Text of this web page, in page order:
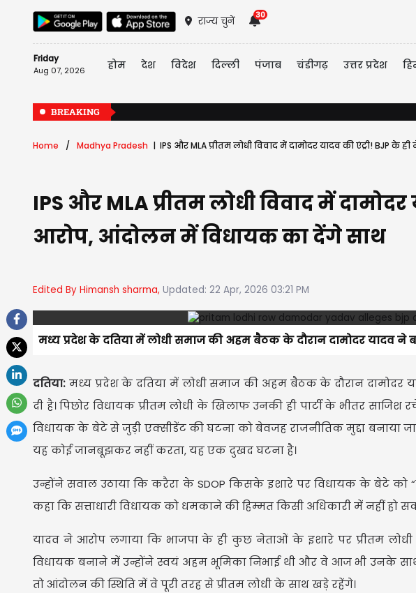
राज्य चुनें
30
Friday
Aug 07, 2026 होम देश विदेश दिल्ली पंजाब चंडीगढ़ उत्तर प्रदेश
BREAKING
Home Madhya Pradesh IPS और MLA प्रीतम लोधी विवाद में दामोदर यादव की एंट्री!
IPS और MLA प्रीतम लोधी विवाद में
आरोप, आंदोलन में विधायक का देंगे साथ
Edited By Himansh sharma, Updated: 22 Apr, 2026 03:21 PM
मध्य प्रदेश के दतिया में लोधी समाज की अहम बैठक के दौरान दामोदर यादव ने
दतिया: मध्य प्रदेश के दतिया में लोधी समाज की अहम बैठक के दौरान
दी है। पिछोर विधायक प्रीतम लोधी के खिलाफ उनकी ही पार्टी के भीतर
विधायक के बेटे से जुड़ी एक्सीडेंट की घटना को बेवजह राजनीतिक मुद्दा बनाया
यह कोई जानबूझकर नहीं करता, यह एक दुखद घटना है।
उन्होंने सवाल उठाया कि करैरा के SDOP किसके इशारे पर विधायक के बेटे
कहा कि सत्ताधारी विधायक को धमकाने की हिम्मत किसी अधिकारी में नहीं हो
यादव ने आरोप लगाया कि भाजपा के ही कुछ नेताओं के इशारे पर प्रीतम लोधी
विधायक बनाने में उन्होंने स्वयं अहम भूमिका निभाई थी और वे आज भी उनके साथ
तो आंदोलन की स्थिति में वे पूरी तरह से प्रीतम लोधी के साथ खड़े रहेंगे।